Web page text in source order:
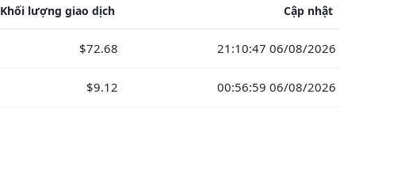
Khối lượng giao dịch Cập nhật
$72.68 21:10:47 06/08/2026
$9.12 00:56:59 06/08/2026